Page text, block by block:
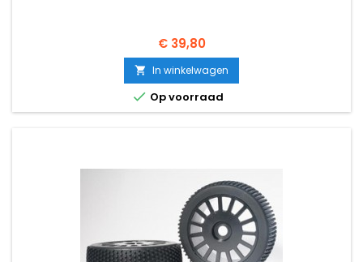
Prijs
€ 39,80
 In winkelwagen
 Op voorraad